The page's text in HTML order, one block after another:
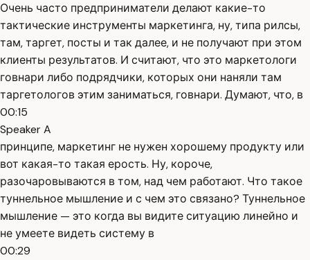
Очень часто предприниматели делают какие-то
тактические инструменты маркетинга, ну, типа рилсы,
там, таргет, посты и так далее, и не получают при этом
клиенты результатов. И считают, что это маркетологи
говнари либо подрядчики, которых они наняли там
таргетологов этим заниматься, говнари. Думают, что, в
00:15
Speaker A
принципе, маркетинг не нужен хорошему продукту или
вот какая-то такая ерость. Ну, короче,
разочаровываются в том, над чем работают. Что такое
туннельное мышление и с чем это связано? Туннельное
мышление — это когда вы видите ситуацию линейно и
не умеете видеть систему в
00:29